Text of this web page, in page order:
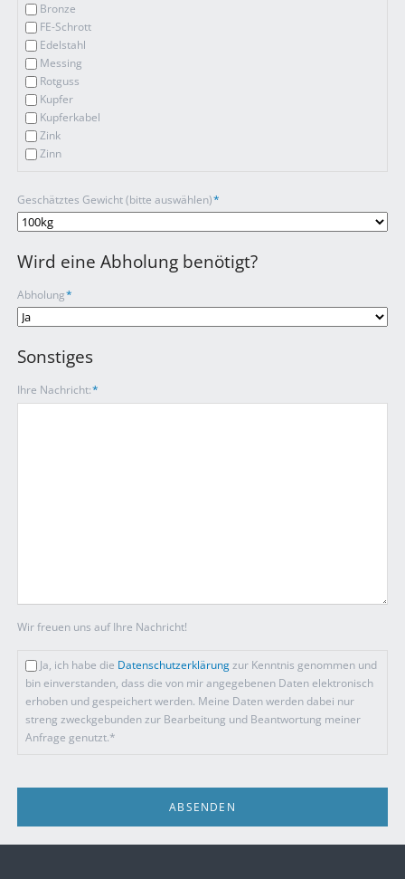
Bronze
FE-Schrott
Edelstahl
Messing
Rotguss
Kupfer
Kupferkabel
Zink
Zinn
Pflichtfeld
Geschätztes Gewicht (bitte auswählen)*
Wird eine Abholung benötigt?
Pflichtfeld
Abholung*
Sonstiges
Pflichtfeld
Ihre Nachricht:*
Wir freuen uns auf Ihre Nachricht!
Ja, ich habe die Datenschutzerklärungzur Kenntnis genommen und
bin einverstanden, dass die von mir angegebenen Daten elektronisch
erhoben und gespeichert werden. Meine Daten werden dabei nur
streng zweckgebunden zur Bearbeitung und Beantwortung meiner
Anfrage genutzt.*
ABSENDEN